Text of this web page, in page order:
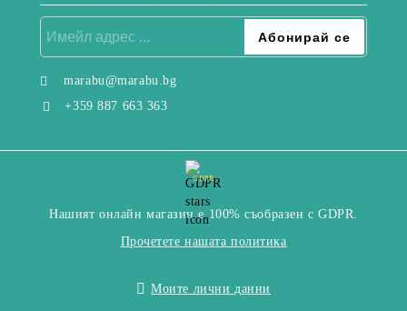
marabu@marabu.bg
+359 887 663 363
GDPR
Нашият онлайн магазин е 100% съобразен с GDPR.
Прочетете нашата политика
Моите лични данни